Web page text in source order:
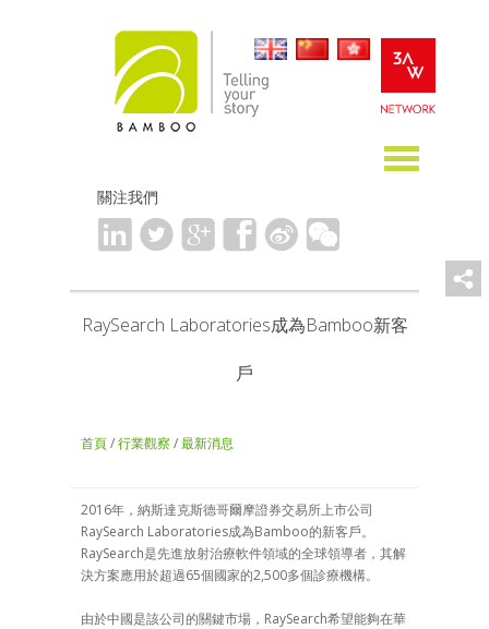
關注我們
RaySearch Laboratories成為Bamboo新客
戶
首頁/行業觀察 /最新消息
2016年，納斯達克斯德哥爾摩證券交易所上市公司
RaySearch Laboratories成為Bamboo的新客戶。
RaySearch是先進放射治療軟件領域的全球領導者，其解
決方案應用於超過65個國家的2,500多個診療機構。
由於中國是該公司的關鍵市場，RaySearch希望能夠在華